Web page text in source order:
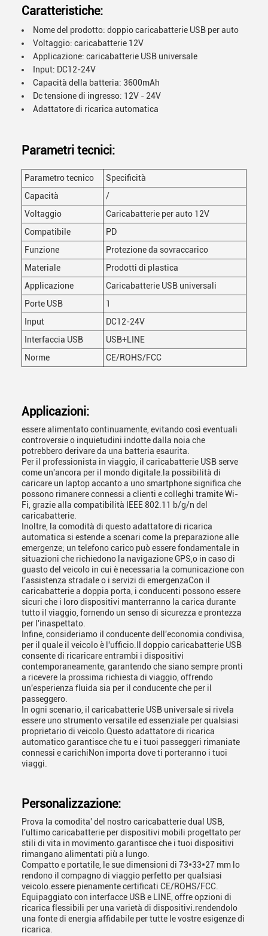
Caratteristiche:
Nome del prodotto: doppio caricabatterie USB per auto
Voltaggio: caricabatterie 12V
Applicazione: caricabatterie USB universale
Input: DC12-24V
Capacità della batteria: 3600mAh
Dc tensione di ingresso: 12V - 24V
Adattatore di ricarica automatica
Parametri tecnici:
Parametro tecnico
Specificità
Capacità
/
Voltaggio
Caricabatterie per auto 12V
Compatibile
PD
Funzione
Protezione da sovraccarico
Materiale
Prodotti di plastica
Applicazione
Caricabatterie USB universali
Porte USB
1
Input
DC12-24V
Interfaccia USB
USB+LINE
Norme
CE/ROHS/FCC
Applicazioni:
essere alimentato continuamente, evitando così eventuali
controversie o inquietudini indotte dalla noia che
potrebbero derivare da una batteria esaurita.
Per il professionista in viaggio, il caricabatterie USB serve
come un'ancora per il mondo digitale.la possibilità di
caricare un laptop accanto a uno smartphone significa che
possono rimanere connessi a clienti e colleghi tramite Wi-
Fi, grazie alla compatibilità IEEE 802.11 b/g/n del
caricabatterie.
Inoltre, la comodità di questo adattatore di ricarica
automatica si estende a scenari come la preparazione alle
emergenze; un telefono carico può essere fondamentale in
situazioni che richiedono la navigazione GPS,o in caso di
guasto del veicolo in cui è necessaria la comunicazione con
l'assistenza stradale o i servizi di emergenzaCon il
caricabatterie a doppia porta, i conducenti possono essere
sicuri che i loro dispositivi manterranno la carica durante
tutto il viaggio, fornendo un senso di sicurezza e prontezza
per l'inaspettato.
Infine, consideriamo il conducente dell'economia condivisa,
per il quale il veicolo è l'ufficio.Il doppio caricabatterie USB
consente di ricaricare entrambi i dispositivi
contemporaneamente, garantendo che siano sempre pronti
a ricevere la prossima richiesta di viaggio, offrendo
un'esperienza fluida sia per il conducente che per il
passeggero.
In ogni scenario, il caricabatterie USB universale si rivela
essere uno strumento versatile ed essenziale per qualsiasi
proprietario di veicolo.Questo adattatore di ricarica
automatico garantisce che tu e i tuoi passeggeri rimaniate
connessi e carichiNon importa dove ti porteranno i tuoi
viaggi.
Personalizzazione:
Prova la comodita' del nostro caricabatterie dual USB,
l'ultimo caricabatterie per dispositivi mobili progettato per
stili di vita in movimento.garantisce che i tuoi dispositivi
rimangano alimentati più a lungo.
Compatto e portatile, le sue dimensioni di 73*33*27 mm lo
rendono il compagno di viaggio perfetto per qualsiasi
veicolo.essere pienamente certificati CE/ROHS/FCC.
Equipaggiato con interfacce USB e LINE, offre opzioni di
ricarica flessibili per una varietà di dispositivi.rendendolo
una fonte di energia affidabile per tutte le vostre esigenze di
ricarica.